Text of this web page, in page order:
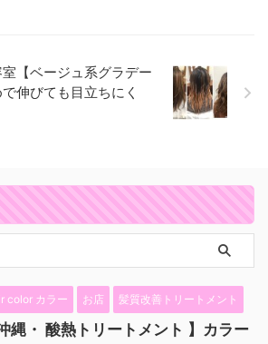
【ベージュ系グラデー
伸びても目立ちにく
color カラー お店 髪質改善トリートメント
沖縄・ 酸熱トリートメント 】カラー